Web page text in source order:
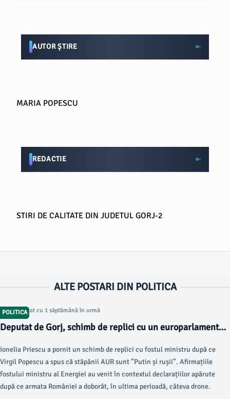
AUTOR ȘTIRE
MARIA POPESCU
REDACTIE
STIRI DE CALITATE DIN JUDETUL GORJ-2
ALTE POSTARI DIN POLITICA
POLITICA
Articol postat cu 1 săptămână în urmă
Deputat de Gorj, schimb de replici cu un europarlamentar.
plictisitor”
Ionelia Priescu a pornit un schimb de replici cu fostul ministru după ce
Virgil Popescu a spus că stăpânii AUR sunt ”Putin și rușii”. Afirmațiile
fostului ministru al Energiei au venit în contextul declarațiilor apărute
după ce armata României a doborât, în ultima perioadă, câteva drone.